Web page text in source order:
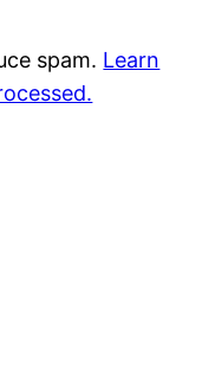
spam. Learn